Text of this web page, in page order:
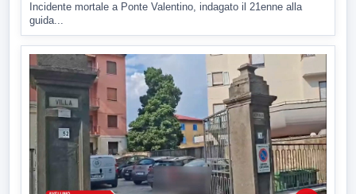
Incidente mortale a Ponte Valentino, indagato il 21enne alla
guida...